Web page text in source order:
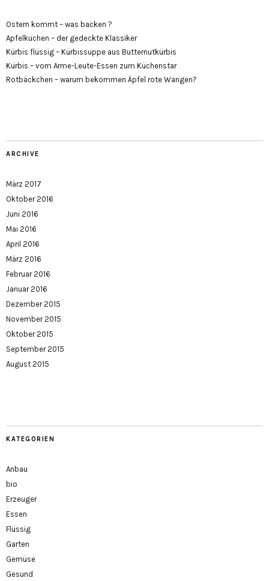
Ostern kommt – was backen ?
Apfelkuchen – der gedeckte Klassiker
Kürbis flüssig – Kürbissuppe aus Butternutkürbis
Kürbis – vom Arme-Leute-Essen zum Küchenstar
Rotbäckchen – warum bekommen Äpfel rote Wangen?
ARCHIVE
März 2017
Oktober 2016
Juni 2016
Mai 2016
April 2016
März 2016
Februar 2016
Januar 2016
Dezember 2015
November 2015
Oktober 2015
September 2015
August 2015
KATEGORIEN
Anbau
bio
Erzeuger
Essen
Flüssig
Garten
Gemüse
Gesund